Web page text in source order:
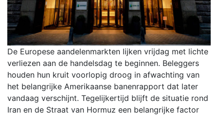
De Europese aandelenmarkten lijken vrijdag met lichte
verliezen aan de handelsdag te beginnen. Beleggers
houden hun kruit voorlopig droog in afwachting van
het belangrijke Amerikaanse banenrapport dat later
vandaag verschijnt. Tegelijkertijd blijft de situatie rond
Iran en de Straat van Hormuz een belangrijke factor